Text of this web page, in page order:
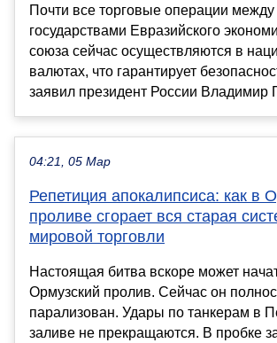
Почти все торговые операции между
государствами Евразийского
союза сейчас осуществляются в
валютах, что гарантирует
заявил президент России Владимир
04:21, 05 Мар
Репетиция апокалипсиса: как в
проливе сгорает вся старая
мировой торговли
Настоящая битва вскоре может
Ормузский пролив. Сейчас он
парализован. Удары по танкерам в
заливе не прекращаются. В пробке